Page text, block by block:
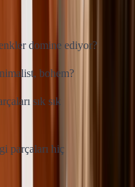
domine ediyor?
bohem?
sık sık
parçaları hiç